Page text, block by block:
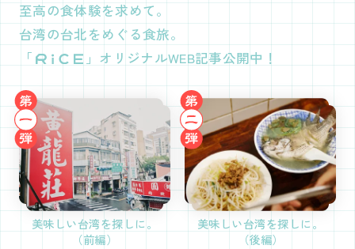
至高の食体験を求めて。
台湾の台北をめぐる食旅。
「
」オリジナルWEB記事公開中！
美味しい台湾を探しに。
（前編）
美味しい台湾を探しに。
（後編）